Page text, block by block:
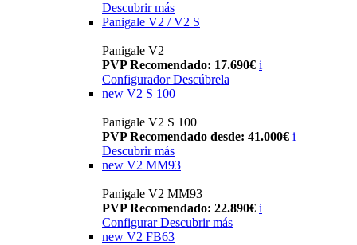
Descubrir más
Panigale V2 / V2 S
Panigale V2
PVP Recomendado: 17.690€ i
Configurador Descúbrela
new V2 S 100
Panigale V2 S 100
PVP Recomendado desde: 41.000€ i
Descubrir más
new V2 MM93
Panigale V2 MM93
PVP Recomendado: 22.890€ i
Configurar Descubrir más
new V2 FB63